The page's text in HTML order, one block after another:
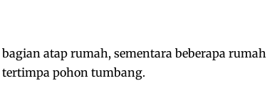
atap rumah, sementara beberapa rumah
pohon tumbang.